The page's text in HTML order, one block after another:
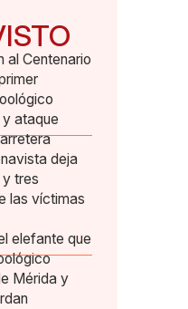
al Centenario
y ataque
deja
tres
las víctimas
elefante que
Mérida y